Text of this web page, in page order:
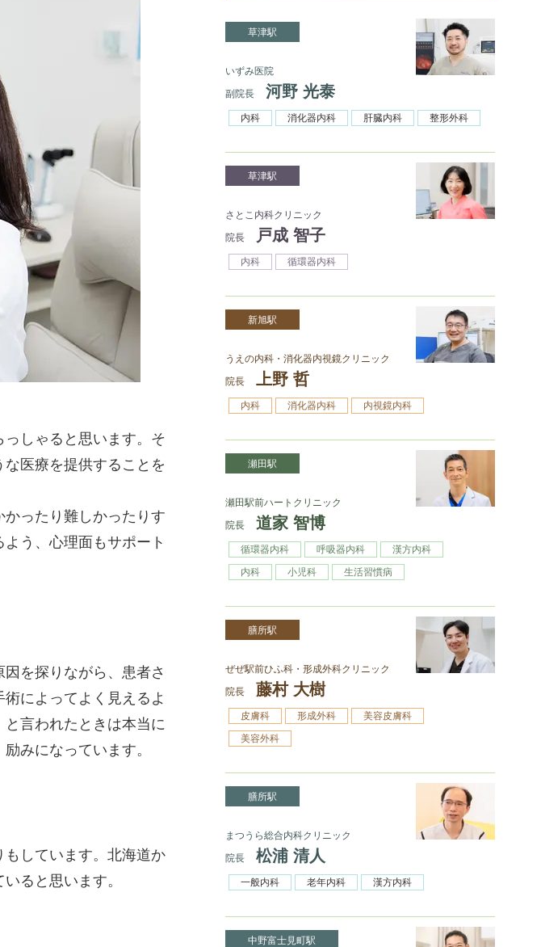
しゃると思います。そ
医療を提供することを
ったり難しかったりす
う、心理面もサポート
を探りながら、患者さ
によってよく見えるよ
言われたときは本当に
みになっています。
しています。北海道か
ると思います。
草津駅
いずみ医院
副院長
河野 光泰
内科 消化器内科 肝臓内科 整形外科
草津駅
さとこ内科クリニック
院長
戸成 智子
内科 循環器内科
新旭駅
うえの内科・消化器内視鏡クリニック
院長
上野 哲
内科 消化器内科 内視鏡内科
瀬田駅
瀬⽥駅前ハートクリニック
院長
道家 智博
循環器内科 呼吸器内科
漢⽅内科
内科
⼩児科 ⽣活習慣病
膳所駅
ぜぜ駅前ひふ科・形成外科クリニック
院長
藤村 大樹
皮膚科 形成外科
美容皮膚科
美容外科
膳所駅
まつうら総合内科クリニック
院長
松浦 清人
一般内科 老年内科 漢方内科
中野富士見町駅